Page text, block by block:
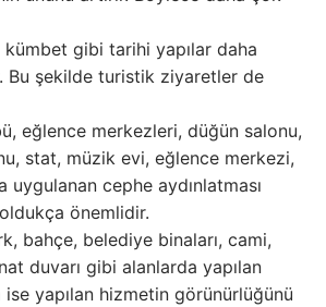
DMX BİLGİ
Animasyon LEDLine Serisi
Animasyon DOTLED Serisi
WallWasher Serisi
KATALOG
kümbet gibi tarihi yapılar daha
Bu şekilde turistik ziyaretler de
eğlence merkezleri, düğün salonu,
stat, müzik evi, eğlence merkezi,
cephe aydınlatması
önemlidir.
bahçe, belediye binaları, cami,
duvarı gibi alanlarda yapılan
ise yapılan hizmetin görünürlüğünü